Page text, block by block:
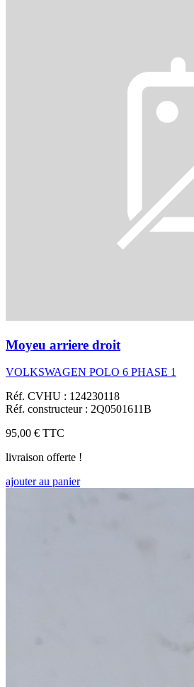
Moyeu arriere droit
VOLKSWAGEN POLO 6 PHASE 1
Réf. CVHU : 124230118
Réf. constructeur : 2Q0501611B
95,00 € TTC
livraison offerte !
ajouter au panier